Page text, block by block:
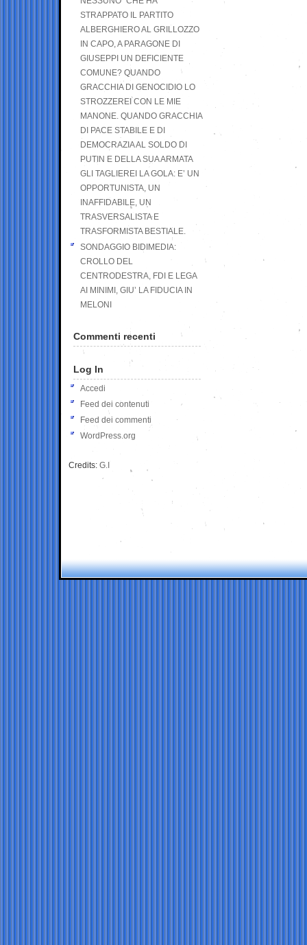
STRAPPATO IL PARTITO
ALBERGHIERO AL GRILLOZZO
IN CAPO, A PARAGONE DI
GIUSEPPI UN DEFICIENTE
COMUNE? QUANDO
GRACCHIA DI GENOCIDIO LO
STROZZEREI CON LE MIE
MANONE. QUANDO GRACCHIA
DI PACE STABILE E DI
DEMOCRAZIA AL SOLDO DI
PUTIN E DELLA SUA ARMATA
GLI TAGLIEREI LA GOLA: E’ UN
OPPORTUNISTA, UN
INAFFIDABILE, UN
TRASVERSALISTA E
TRASFORMISTA BESTIALE.
SONDAGGIO BIDIMEDIA:
CROLLO DEL
CENTRODESTRA, FDI E LEGA
AI MINIMI, GIU’ LA FIDUCIA IN
MELONI
Commenti recenti
Log In
Accedi
Feed dei contenuti
Feed dei commenti
WordPress.org
Credits: G.I